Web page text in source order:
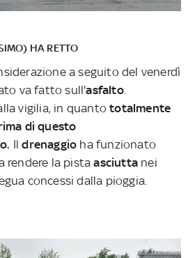
HA RETTO
a seguito del venerdì
va fatto sull'asfalto.
vigilia, in quanto totalmente
di questo
Ildrenaggio ha funzionato
rendere la pistaasciutta nei
concessi dalla pioggia.